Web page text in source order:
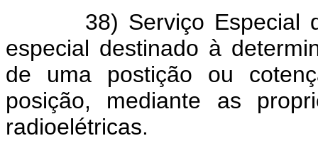
38) Serviço Especial de
especial destinado à
de uma postição ou
posição, mediante as
radioelétricas.